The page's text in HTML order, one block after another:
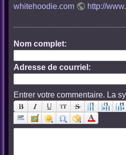
whitehoodie.com
http://
Nom complet:
Adresse de courriel:
Entrer votre commentaire. La